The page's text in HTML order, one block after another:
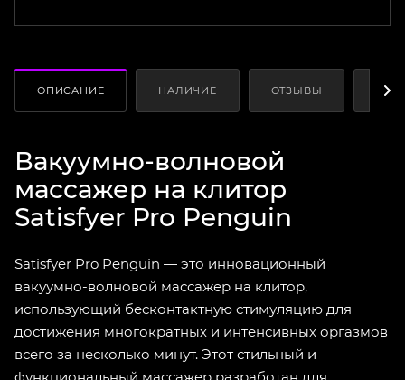
ОПИСАНИЕ НАЛИЧИЕ ОТЗЫВЫ
Вакуумно-волновой
массажер на клитор
Satisfyer Pro Penguin
Satisfyer Pro Penguin — это инновационный
вакуумно-волновой массажер на клитор,
использующий бесконтактную стимуляцию для
достижения многократных и интенсивных оргазмов
всего за несколько минут. Этот стильный и